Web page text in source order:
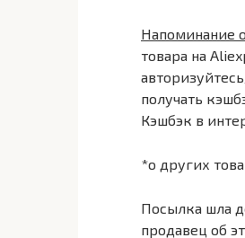
Напоминание
товара на
получать
Кэшбэк в
*о других
Посылка шла
продавец об